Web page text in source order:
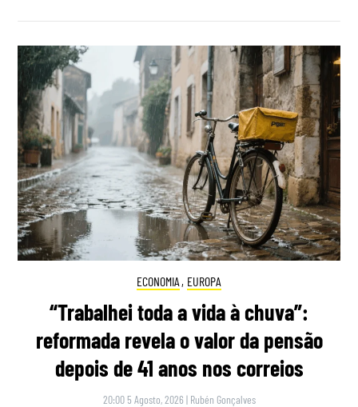
ECONOMIA , EUROPA
“Trabalhei toda a vida à chuva”:
reformada revela o valor da pensão
depois de 41 anos nos correios
20:00 5 Agosto, 2026 | Rubén Gonçalves